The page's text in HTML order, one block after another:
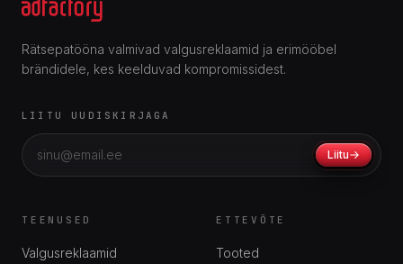
Rätsepatööna valmivad valgusreklaamid ja erimööbel
brändidele, kes keelduvad kompromissidest.
LIITU UUDISKIRJAGA
Liitu
TEENUSED
Valgusreklaamid
ETTEVÕTE
Tooted